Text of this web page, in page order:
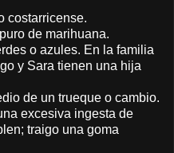
costarricense.
de marihuana.
o azules. En la familia
y Sara tienen una hija
de un trueque o cambio.
excesiva ingesta de
traigo una goma